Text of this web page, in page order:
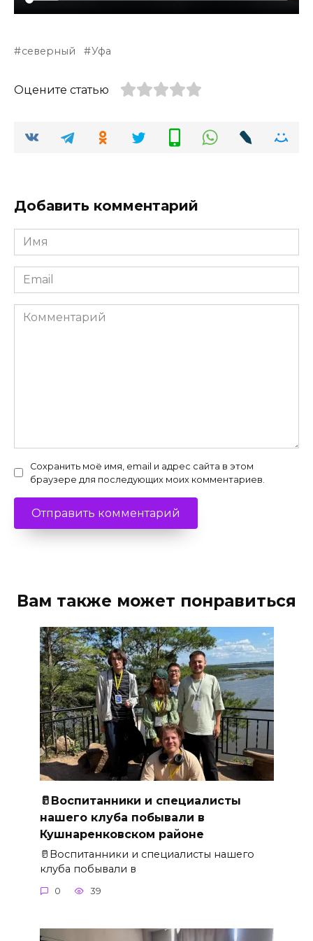
северный Уфа
Оцените статью
Добавить комментарий
Имя
*
Email
*
Комментарий
Сохранить моё имя, email и адрес сайта в этом
браузере для последующих моих комментариев.
Вам также может понравиться
🥛Воспитанники и специалисты
нашего клуба побывали в
Кушнаренковском районе
🥛Воспитанники и специалисты нашего
клуба побывали в
0 39